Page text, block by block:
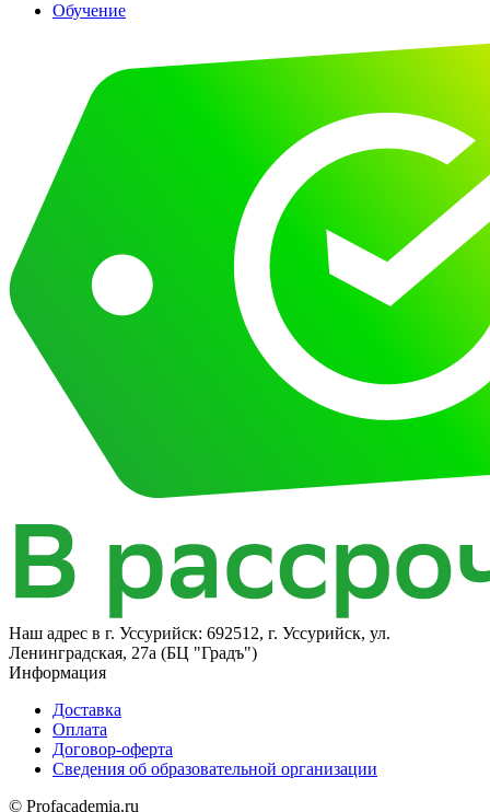
Обучение
Наш адрес в г. Уссурийск: 692512, г. Уссурийск, ул.
Ленинградская, 27а​ (БЦ "Градъ")
Информация
Доставка
Оплата
Договор-оферта
Сведения об образовательной организации
© Profacademia.ru